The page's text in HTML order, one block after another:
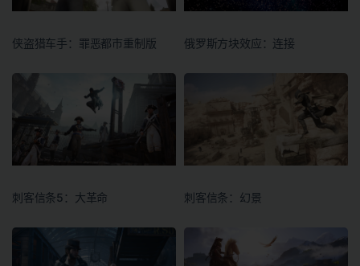
侠盗猎车手：罪恶都市重制版 俄罗斯方块效应：连接
刺客信条5：大革命 刺客信条：幻景